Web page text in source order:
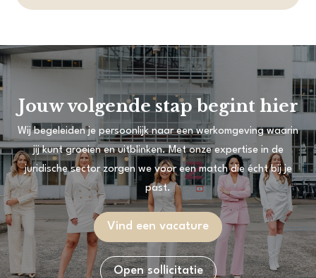
Jouw volgende stap begint hier
Wij begeleiden je persoonlijk naar een werkomgeving waarin
jij kunt groeien en uitblinken. Met onze expertise in de
juridische sector zorgen we voor een match die écht bij je
past.
Vind een vacature
Open sollicitatie